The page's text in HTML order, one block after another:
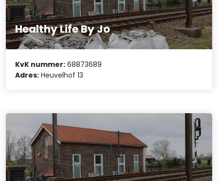
Healthy Life By Jo
KvK nummer: 68873689
Adres: Heuvelhof 13